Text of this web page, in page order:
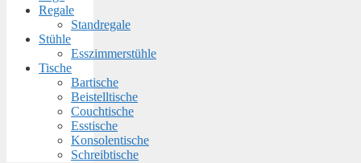
Regale
Standregale
Stühle
Esszimmerstühle
Tische
Bartische
Beistelltische
Couchtische
Esstische
Konsolentische
Schreibtische